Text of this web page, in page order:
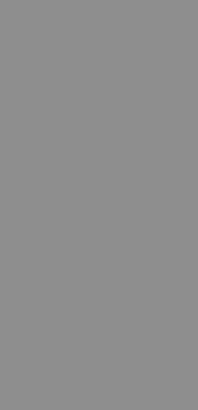
Победительница